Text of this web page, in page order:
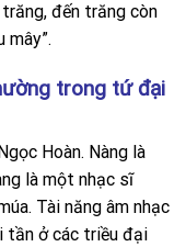
đến trăng còn
mây”.
trong tứ đại
Hoàn. Nàng là
là một nhạc sĩ
Tài năng âm nhạc
tần ở các triều đại